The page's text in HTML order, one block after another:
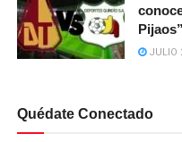
Pijaos”
JULIO
Quédate Conectado